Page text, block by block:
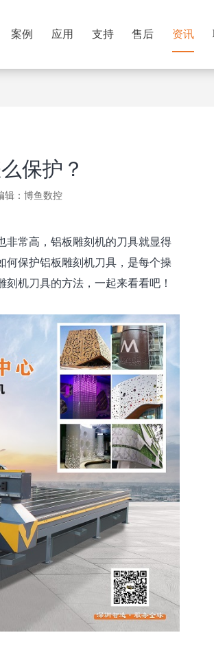
案例 应用 支持 售后 资讯
保护？
： 博鱼数控
常高，铝板雕刻机的刀具就显得
何保护铝板雕刻机刀具，是每个操
机刀具的方法，一起来看看吧！